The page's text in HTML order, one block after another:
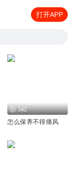
打开APP
342
怎么保养不得痛风